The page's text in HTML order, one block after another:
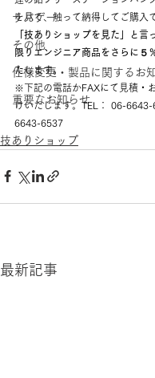
サバゲー
その他
仕様変更・製品に関するお
重要なお知らせ
を見て、触って納得してご購入
「技ありショップを見た」と言
限りエンジニア商品をさらに５
たします。
※下記の電話かFAXにて見積・
けいたします。TEL： 06-
6643-6537
技ありショップ
最新記事